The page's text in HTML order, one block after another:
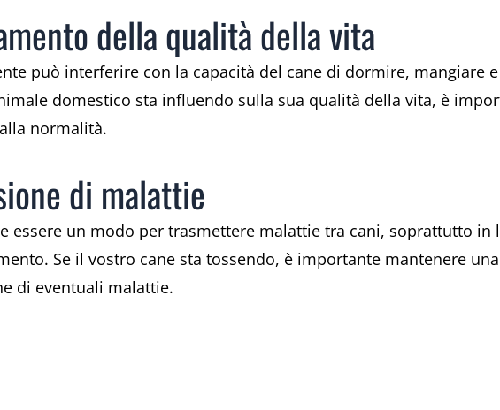
della qualità della vita
può interferire con la capacità del cane di dormire, mangiare
domestico sta influendo sulla sua qualità della vita, è
normalità.
di malattie
essere un modo per trasmettere malattie tra cani, soprattutto
Se il vostro cane sta tossendo, è importante mantenere
di eventuali malattie.